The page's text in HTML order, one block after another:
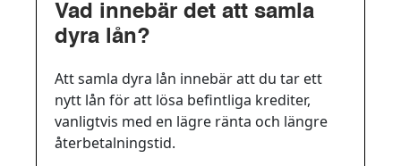
Vad innebär det att samla
dyra lån?
Att samla dyra lån innebär att du tar ett
nytt lån för att lösa befintliga krediter,
vanligtvis med en lägre ränta och längre
återbetalningstid.